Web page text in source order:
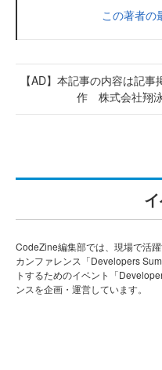
この著者の
【AD】本記事の内容は記
作 株式会社翔
CodeZine編集部では、現場で活
カンファレンス「Developers
トするためのイベント「
ンスを企画・運営しています。